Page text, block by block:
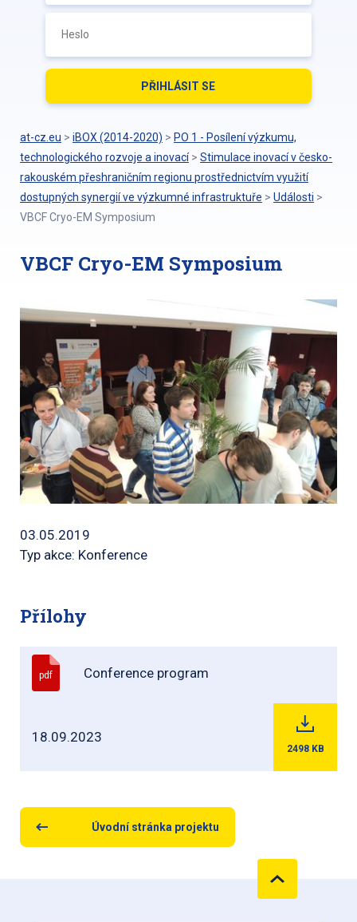
at-cz.eu > iBOX (2014-2020) > PO 1 - Posílení výzkumu,
technologického rozvoje a inovací > Stimulace inovací v česko-
rakouském přeshraničním regionu prostřednictvím využití
dostupných synergií ve výzkumné infrastruktuře > Události >
VBCF Cryo-EM Symposium
VBCF Cryo-EM Symposium
03.05.2019
Typ akce: Konference
Přílohy
pdf Conference program
18.09.2023
2498 KB
Úvodní stránka projektu